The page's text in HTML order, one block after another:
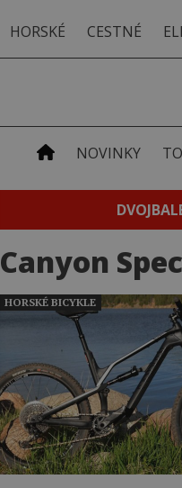
HORSKÉ CESTNÉ
NOVINKY
Canyon
HORSKÉ BICYKLE